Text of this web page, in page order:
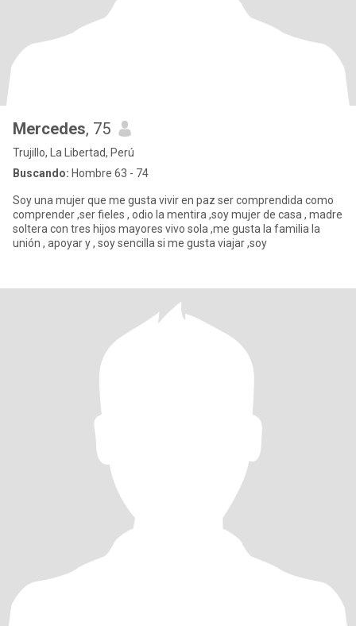
Mercedes, 75
Trujillo, La Libertad, Perú
Buscando: Hombre 63 - 74
Soy una mujer que me gusta vivir en paz ser comprendida como
comprender ,ser fieles , odio la mentira ,soy mujer de casa , madre
soltera con tres hijos mayores vivo sola ,me gusta la familia la
unión , apoyar y , soy sencilla si me gusta viajar ,soy